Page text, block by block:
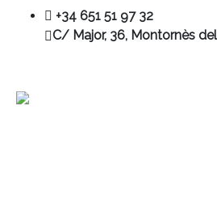
+34 651 51 97 32
C/ Major, 36, Montornès